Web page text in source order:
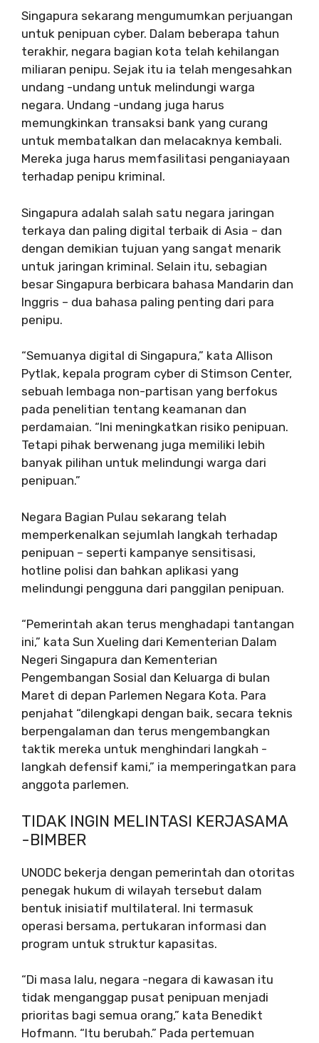
Singapura sekarang mengumumkan perjuangan
untuk penipuan cyber. Dalam beberapa tahun
terakhir, negara bagian kota telah kehilangan
miliaran penipu. Sejak itu ia telah mengesahkan
undang -undang untuk melindungi warga
negara. Undang -undang juga harus
memungkinkan transaksi bank yang curang
untuk membatalkan dan melacaknya kembali.
Mereka juga harus memfasilitasi penganiayaan
terhadap penipu kriminal.
Singapura adalah salah satu negara jaringan
terkaya dan paling digital terbaik di Asia – dan
dengan demikian tujuan yang sangat menarik
untuk jaringan kriminal. Selain itu, sebagian
besar Singapura berbicara bahasa Mandarin dan
Inggris – dua bahasa paling penting dari para
penipu.
“Semuanya digital di Singapura,” kata Allison
Pytlak, kepala program cyber di Stimson Center,
sebuah lembaga non-partisan yang berfokus
pada penelitian tentang keamanan dan
perdamaian. “Ini meningkatkan risiko penipuan.
Tetapi pihak berwenang juga memiliki lebih
banyak pilihan untuk melindungi warga dari
penipuan.”
Negara Bagian Pulau sekarang telah
memperkenalkan sejumlah langkah terhadap
penipuan – seperti kampanye sensitisasi,
hotline polisi dan bahkan aplikasi yang
melindungi pengguna dari panggilan penipuan.
“Pemerintah akan terus menghadapi tantangan
ini,” kata Sun Xueling dari Kementerian Dalam
Negeri Singapura dan Kementerian
Pengembangan Sosial dan Keluarga di bulan
Maret di depan Parlemen Negara Kota. Para
penjahat “dilengkapi dengan baik, secara teknis
berpengalaman dan terus mengembangkan
taktik mereka untuk menghindari langkah -
langkah defensif kami,” ia memperingatkan para
anggota parlemen.
TIDAK INGIN MELINTASI KERJASAMA
-BIMBER
UNODC bekerja dengan pemerintah dan otoritas
penegak hukum di wilayah tersebut dalam
bentuk inisiatif multilateral. Ini termasuk
operasi bersama, pertukaran informasi dan
program untuk struktur kapasitas.
“Di masa lalu, negara -negara di kawasan itu
tidak menganggap pusat penipuan menjadi
prioritas bagi semua orang,” kata Benedikt
Hofmann. “Itu berubah.” Pada pertemuan